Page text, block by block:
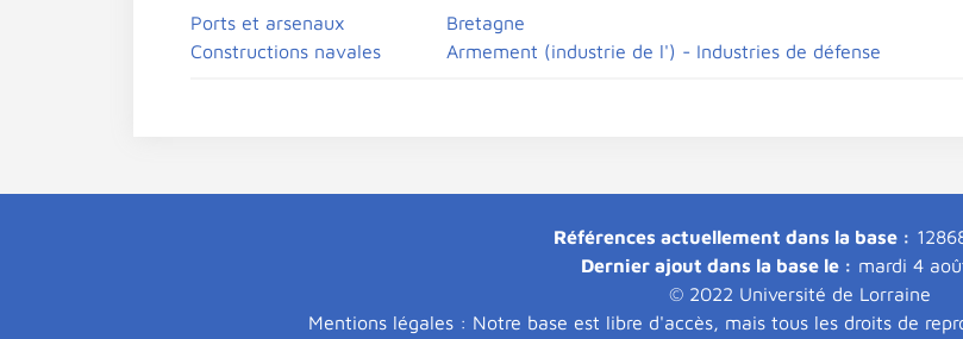
Ports et arsenaux
Bretagne
Constructions navales
Armement (industrie de l') - Industries de défense
Références actuellement dans la base :
Dernier ajout dans la base le : mardi 4
© 2022 Université de Lorraine
Mentions légales : Notre base est libre d'accès, mais tous les droits de